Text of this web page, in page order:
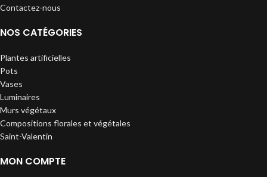
Contactez-nous
NOS CATÉGORIES
Plantes artificielles
Pots
Vases
Luminaires
Murs végétaux
Compositions florales et végétales
Saint-Valentin
MON COMPTE